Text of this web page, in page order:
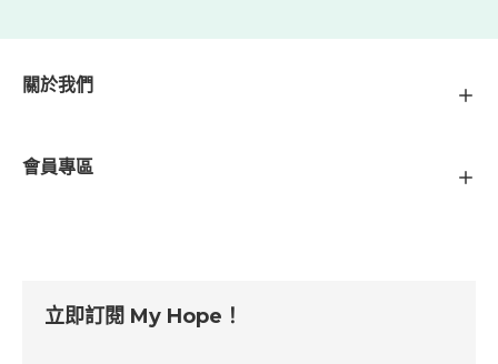
關於我們
會員專區
立即訂閱 My Hope！